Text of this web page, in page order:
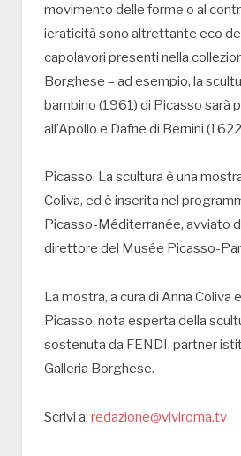
movimento delle forme o al
ieraticità sono altrettante eco
capolavori presenti nella
Borghese – ad esempio, la
bambino (1961) di Picasso sarà
all’Apollo e Dafne di Bernini
Picasso. La scultura è una
Coliva, ed è inserita nel
Picasso-Méditerranée, avviato
direttore del Musée Picasso-
La mostra, a cura di Anna Coliva
Picasso, nota esperta della
sostenuta da FENDI, partner
Galleria Borghese.
Scrivi a: redazione@viviroma.tv